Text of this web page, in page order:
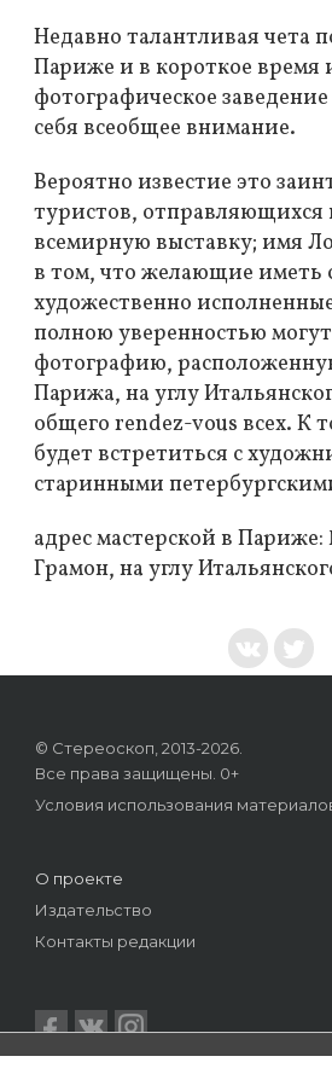
Недавно талантливая чета
Париже и в короткое время
фотографическое
себя всеобщее внимание.
Вероятно известие это
туристов, отправляющихся
всемирную выставку; имя
в том, что желающие иметь
художественно
полною уверенностью
фотографию,
Парижа, на углу
общего rendez-vous всех. К
будет встретиться с
старинными
адрес мастерской в
Грамон, на углу
© Стереоскоп, 2013-2026.
Все права защищены. 0+
Условия использования
О проекте
Издательство
Контакты редакции